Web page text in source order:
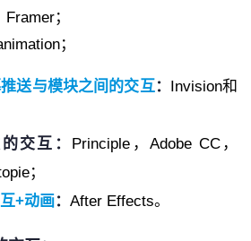
；
；
送与模块之间的交互 ： Invision和
交互： Principle，Adobe CC，
；
+动画： After Effects。